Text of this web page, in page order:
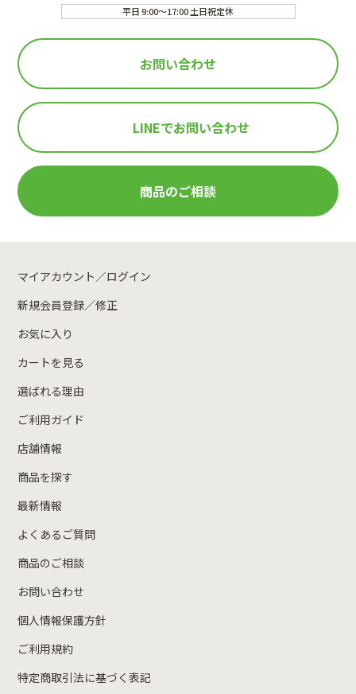
平日 9:00～17:00 土日祝定休
お問い合わせ
LINEでお問い合わせ
商品のご相談
マイアカウント／ログイン
新規会員登録／修正
お気に入り
カートを見る
選ばれる理由
ご利用ガイド
店舗情報
商品を探す
最新情報
よくあるご質問
商品のご相談
お問い合わせ
個人情報保護方針
ご利用規約
特定商取引法に基づく表記